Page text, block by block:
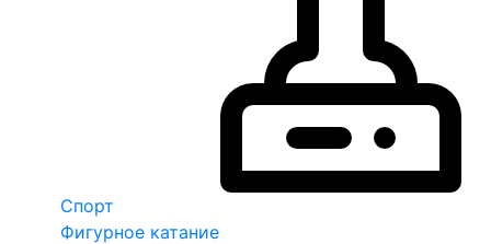
Спорт
Фигурное катание